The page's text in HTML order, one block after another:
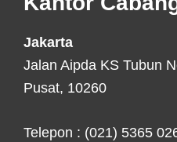
Jakarta
Jalan Aipda KS Tubun
Pusat, 10260
Telepon : (021) 5365